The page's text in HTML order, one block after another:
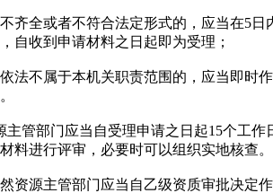
全或者不符合法定形式的，应当在5日
自收到申请材料之日起即为受理；
不属于本机关职责范围的，应当即时
部门应当自受理申请之日起15个工作
料进行评审，必要时可以组织实地核查。
源主管部门应当自乙级资质审批决定作